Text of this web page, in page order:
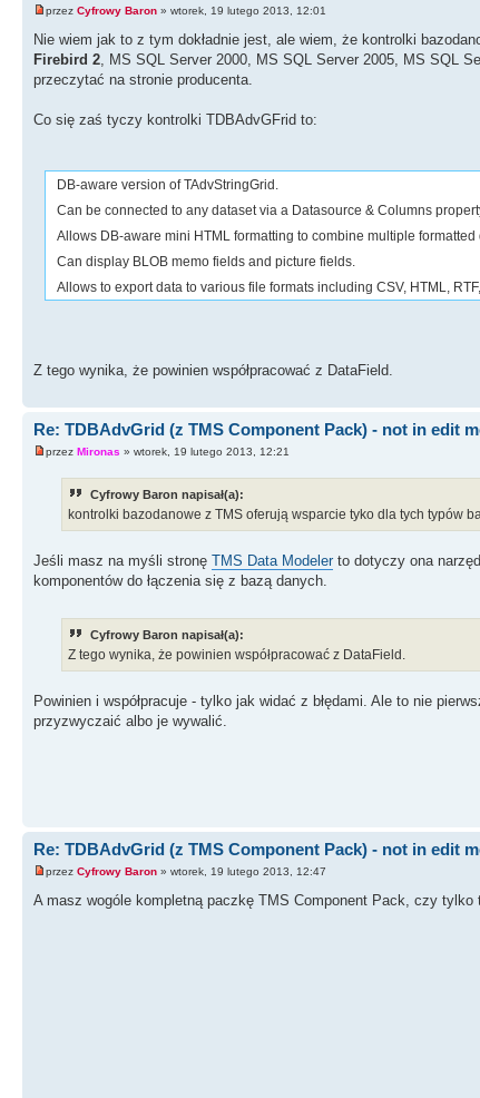
przez Cyfrowy Baron » wtorek, 19 lutego 2013, 12:01
Nie wiem jak to z tym dokładnie jest, ale wiem, że kontrolki
Firebird 2 , MS SQL Server 2000, MS SQL Server 2005, MS SQL
przeczytać na stronie producenta.
Co się zaś tyczy kontrolki TDBAdvGFrid to:
DB-aware version of TAdvStringGrid.
Can be connected to any dataset via a Datasource & Columns
Allows DB-aware mini HTML formatting to combine multiple formatted
Can display BLOB memo fields and picture fields.
Allows to export data to various file formats including CSV, HTML,
Z tego wynika, że powinien współpracować z DataField.
Re: TDBAdvGrid (z TMS Component Pack) - not in edit
przez Mironas » wtorek, 19 lutego 2013, 12:21
Cyfrowy Baron napisał(a):
kontrolki bazodanowe z TMS oferują wsparcie tyko dla tych typów
Jeśli masz na myśli stronę TMS Data Modeler to dotyczy ona
komponentów do łączenia się z bazą danych.
Cyfrowy Baron napisał(a):
Z tego wynika, że powinien współpracować z DataField.
Powinien i współpracuje - tylko jak widać z błędami. Ale to nie
przyzwyczaić albo je wywalić.
Re: TDBAdvGrid (z TMS Component Pack) - not in edit
przez Cyfrowy Baron » wtorek, 19 lutego 2013, 12:47
A masz wogóle kompletną paczkę TMS Component Pack, czy tylko